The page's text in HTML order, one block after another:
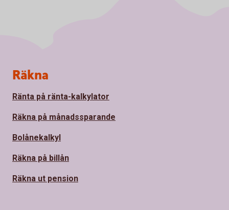
Sidfot
Räkna
Ränta på ränta-kalkylator
Räkna på månadssparande
Bolånekalkyl
Räkna på billån
Räkna ut pension